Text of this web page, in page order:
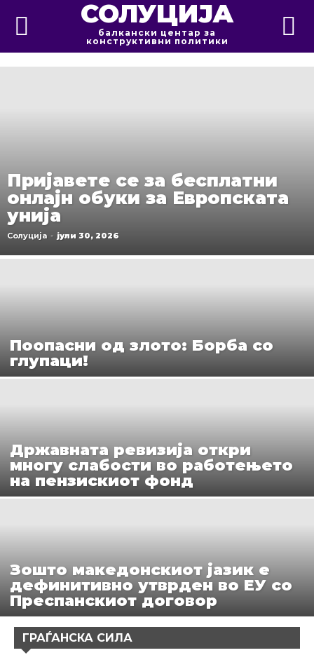
СОЛУЦИЈА
балкански центар за
конструктивни политики
Пријавете се за бесплатни
онлајн обуки за Европската
унија
Солуција - јули 30, 2026
Поопасни од злото: Борба со
глупаци!
Државната ревизија откри
многу слабости во работењето
на пензискиот фонд
Зошто македонскиот јазик е
дефинитивно утврден во ЕУ со
Преспанскиот договор
ГРАЃАНСКА СИЛА